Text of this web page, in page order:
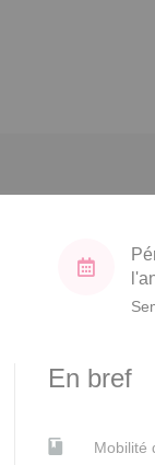
En bref
Mobilité